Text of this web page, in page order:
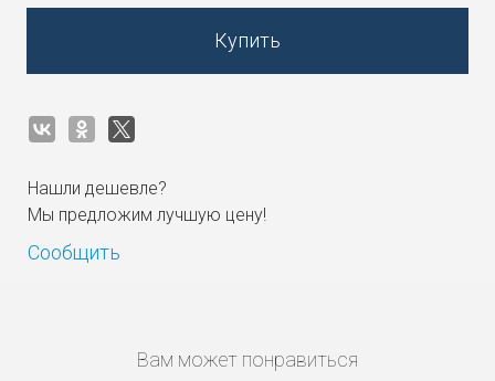
Купить
Нашли дешевле?
Мы предложим лучшую цену!
Сообщить
Вам может понравиться